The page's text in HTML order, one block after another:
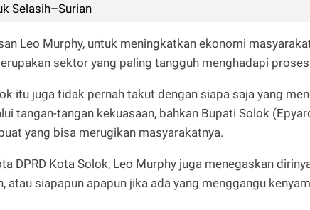
Selasih–Surian
Leo Murphy, untuk meningkatkan ekonomi
sektor yang paling tangguh menghadapi
itu juga tidak pernah takut dengan siapa saja yang
tangan-tangan kekuasaan, bahkan Bupati Solok
yang bisa merugikan masyarakatnya.
DPRD Kota Solok, Leo Murphy juga menegaskan
atau siapapun apapun jika ada yang menggangu